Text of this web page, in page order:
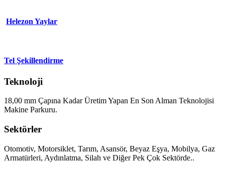
Helezon Yaylar
Tel Şekillendirme
Teknoloji
18,00 mm Çapına Kadar Üretim Yapan En Son Alman Teknolojisi
Makine Parkuru.
Sektörler
Otomotiv, Motorsiklet, Tarım, Asansör, Beyaz Eşya, Mobilya, Gaz
Armatürleri, Aydınlatma, Silah ve Diğer Pek Çok Sektörde..